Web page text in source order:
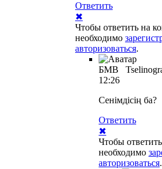
Ответить
✖
Чтобы ответить на
необходимо
авторизоваться.
БМВ
12:26
Сенімдісің ба?
Ответить
✖
Чтобы
необходимо
авторизоваться.